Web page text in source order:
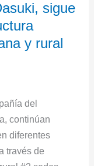
sigue
y rural
del
continúan
diferentes
través de